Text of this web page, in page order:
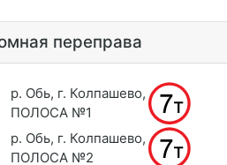
переправа
р. Обь, г. Колпашево,
ПОЛОСА №1
р. Обь, г. Колпашево,
ПОЛОСА №2